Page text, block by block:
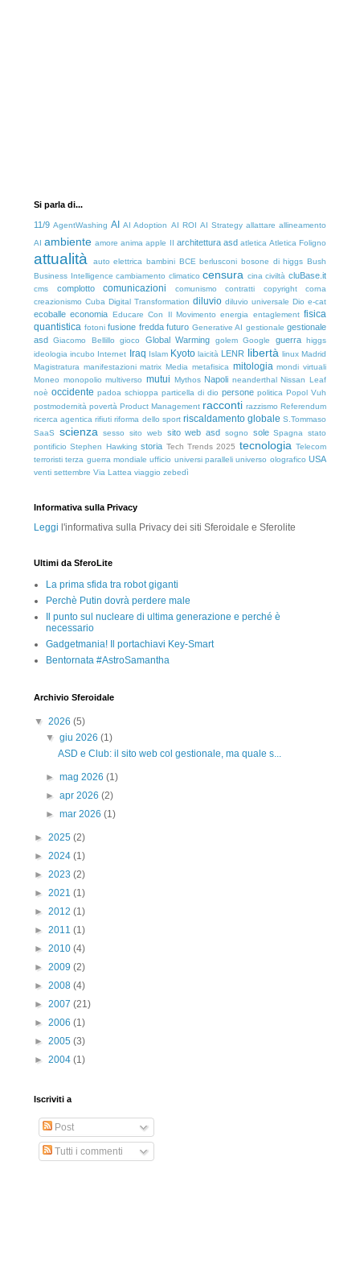
Si parla di...
11/9 AgentWashing AI AI Adoption AI ROI AI Strategy allattare allineamento
AI ambiente amore anima apple II architettura asd atletica Atletica Foligno
attualità auto elettrica bambini BCE berlusconi bosone di higgs Bush
Business Intelligence cambiamento climatico censura cina civiltà cluBase.it
cms complotto comunicazioni comunismo contratti copyright
corna
creazionismo Cuba Digital Transformation diluvio diluvio universale Dio e-cat
ecoballe economia Educare Con Il Movimento energia entaglement fisica
quantistica fotoni fusione fredda futuro Generative AI gestionale gestionale
asd Giacomo Bellillo gioco Global Warming golem Google guerra higgs
ideologia incubo Internet Iraq Islam Kyoto laicità LENR libertà linux Madrid
Magistratura manifestazioni matrix Media metafisica mitologia mondi virtuali
Moneo monopolio multiverso mutui Mythos Napoli neanderthal Nissan Leaf
noè occidente padoa schioppa particella di dio persone politica Popol Vuh
postmodernità povertà Product Management racconti razzismo Referendum
ricerca agentica rifiuti riforma dello sport riscaldamento globale S.Tommaso
SaaS
scienza sesso sito web sito web asd sogno sole Spagna
stato
pontificio Stephen Hawking storia Tech Trends 2025 tecnologia Telecom
terroristi terza guerra mondiale ufficio universi paralleli universo olografico USA
venti settembre Via Lattea viaggio zebedì
Informativa sulla Privacy
Leggi l'informativa sulla Privacy dei siti Sferoidale e Sferolite
Ultimi da SferoLite
La prima sfida tra robot giganti
Perchè Putin dovrà perdere male
Il punto sul nucleare di ultima generazione e perché è
necessario
Gadgetmania! Il portachiavi Key-Smart
Bentornata #AstroSamantha
Archivio Sferoidale
▼ 2026 (5)
▼giu 2026(1)
ASD e Club: il sito web col gestionale, ma quale s...
►mag 2026(1)
►apr 2026(2)
►mar 2026(1)
► 2025 (2)
► 2024 (1)
► 2023 (2)
► 2021 (1)
► 2012 (1)
► 2011 (1)
► 2010 (4)
► 2009 (2)
► 2008 (4)
► 2007 (21)
► 2006 (1)
► 2005 (3)
► 2004 (1)
Iscriviti a
Post
Tutti i commenti